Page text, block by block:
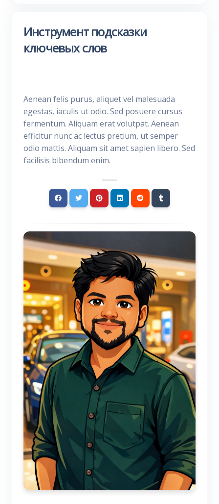
Инструмент подсказки
ключевых слов
Aenean felis purus, aliquet vel malesuada
egestas, iaculis ut odio. Sed posuere cursus
fermentum. Aliquam erat volutpat. Aenean
efficitur nunc ac lectus pretium, ut semper
odio mattis. Aliquam sit amet sapien libero. Sed
facilisis bibendum enim.